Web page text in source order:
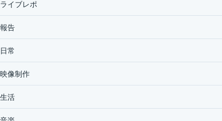
ライブレポ
報告
日常
映像制作
生活